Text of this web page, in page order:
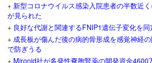
+ 新型コロナウイルス感染入院患者の半数近
が見られた
+ 良好な代謝と関連するFNIP1遺伝子変化を同
+ 成長板が傷んだ後の病的骨形成を感覚神経
で防ぎうる
+ Mironid社が多発性嚢胞腎薬の開発資金4600